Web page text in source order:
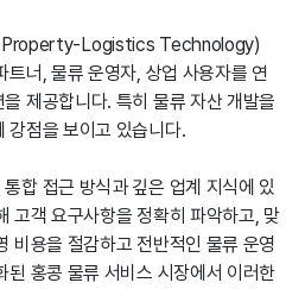
Logistics Technology)
너, 물류 운영자, 상업 사용자를 연
제공합니다. 특히 물류 자산 개발을
강점을 보이고 있습니다.
합 접근 방식과 깊은 업계 지식에 있
고객 요구사항을 정확히 파악하고, 맞
비용을 절감하고 전반적인 물류 운영
된 홍콩 물류 서비스 시장에서 이러한